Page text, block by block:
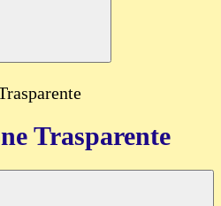
Trasparente